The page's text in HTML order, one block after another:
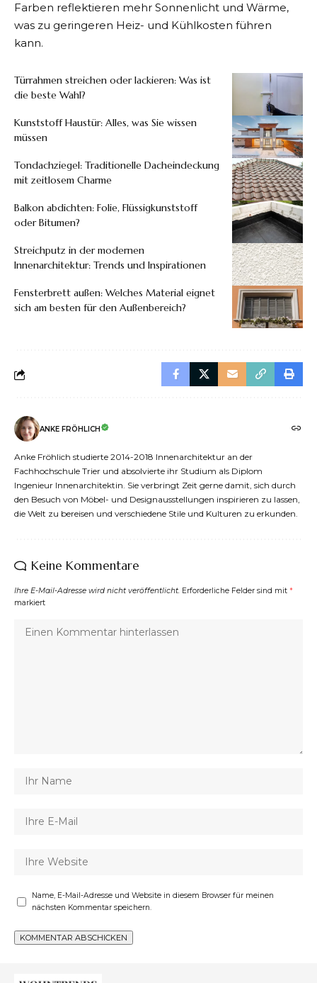
Farben reflektieren mehr Sonnenlicht und Wärme,
was zu geringeren Heiz- und Kühlkosten führen
kann.
Türrahmen streichen oder lackieren: Was ist
die beste Wahl?
Kunststoff Haustür: Alles, was Sie wissen
müssen
Tondachziegel: Traditionelle Dacheindeckung
mit zeitlosem Charme
Balkon abdichten: Folie, Flüssigkunststoff
oder Bitumen?
Streichputz in der modernen
Innenarchitektur: Trends und Inspirationen
Fensterbrett außen: Welches Material eignet
sich am besten für den Außenbereich?
ANKE FRÖHLICH
Anke Fröhlich studierte 2014-2018 Innenarchitektur an der
Fachhochschule Trier und absolvierte ihr Studium als Diplom
Ingenieur Innenarchitektin. Sie verbringt Zeit gerne damit, sich durch
den Besuch von Möbel- und Designausstellungen inspirieren zu lassen,
die Welt zu bereisen und verschiedene Stile und Kulturen zu erkunden.
Keine Kommentare
Ihre E-Mail-Adresse wird nicht veröffentlicht. Erforderliche Felder sind mit *
markiert
Name, E-Mail-Adresse und Website in diesem Browser für meinen
nächsten Kommentar speichern.